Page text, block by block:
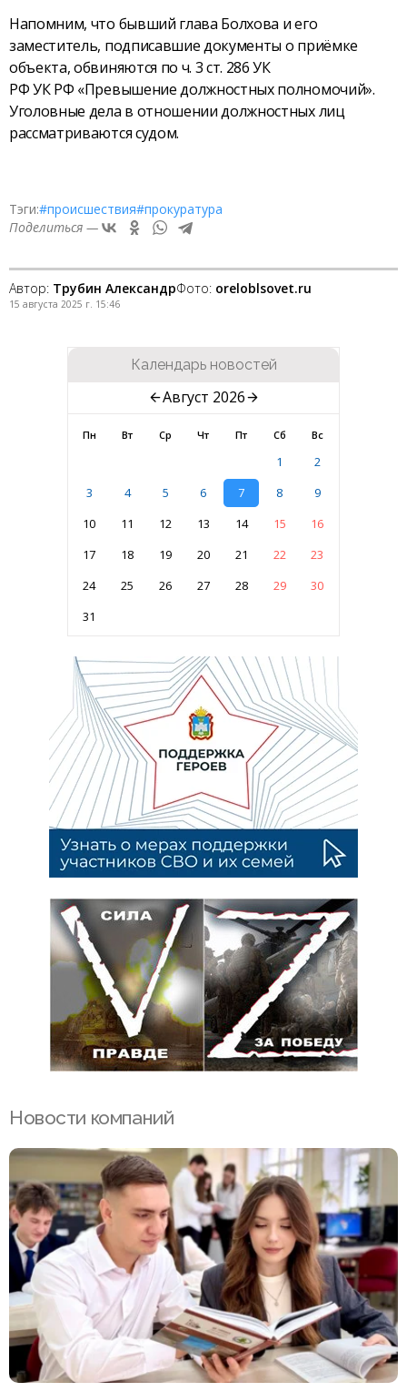
Напомним, что бывший глава Болхова и его
заместитель, подписавшие документы о приёмке
объекта, обвиняются по ч. 3 ст. 286 УК
РФ УК РФ «Превышение должностных полномочий».
Уголовные дела в отношении должностных лиц
рассматриваются судом.
Тэги:#происшествия#прокуратура
Поделиться —
Автор: Трубин АлександрФото: oreloblsovet.ru
15 августа 2025 г. 15:46
Календарь новостей
Август 2026
Пн Вт Ср Чт Пт Сб Вс
1
2
3
4 5 6 7 8
9
10
11 12 13 14 15
16
17
18 19 20 21 22
23
24
25 26 27 28 29
30
31
Новости компаний